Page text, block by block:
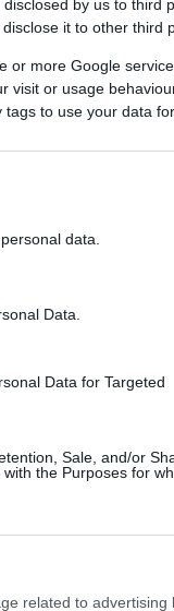
by us to third
it to other third
or more Google
visit or usage
to use your data
data.
Data.
Data for Targeted
Sale, and/or
the Purposes for
related to advertising
όλες
σε
σε ΦΕΚ